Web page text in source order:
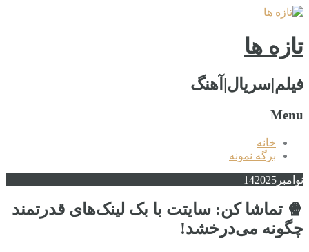
تازه ها
فیلم|سریال|آهنگ
Menu
خانه
برگه نمونه
نوامبر 142025
🍿 تماشا کن: سایتت با بک لینک‌های قدرتمند
چگونه می‌درخشد!